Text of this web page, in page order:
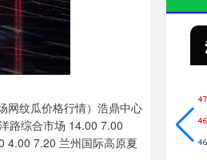
网纹瓜价格行情）浩鼎中心
路综合市场 14.00 7.00
4.00 7.20 兰州国际高原夏
-0.24%